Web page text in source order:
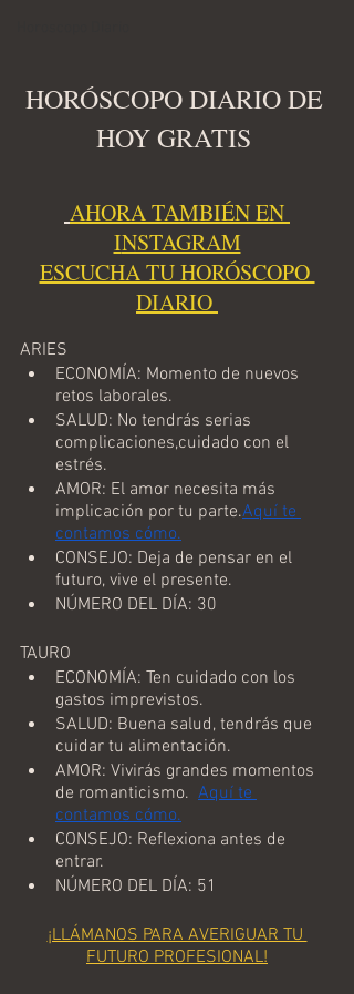
HORÓSCOPO DIARIO DE
HOY GRATIS
AHORA TAMBIÉN EN
INSTAGRAM
ESCUCHA TU HORÓSCOPO
DIARIO
ARIES
ECONOMÍA: Momento de nuevos
retos laborales.
SALUD: No tendrás serias
complicaciones,cuidado con el
estrés.
AMOR: El amor necesita más
implicación por tu parte.Aquí te
contamos cómo.
CONSEJO: Deja de pensar en el
futuro, vive el presente.
NÚMERO DEL DÍA: 30
TAURO
ECONOMÍA: Ten cuidado con los
gastos imprevistos.
SALUD: Buena salud, tendrás que
cuidar tu alimentación.
AMOR: Vivirás grandes momentos
de romanticismo. Aquí te
contamos cómo.
CONSEJO: Reflexiona antes de
entrar.
NÚMERO DEL DÍA: 51
¡LLÁMANOS PARA AVERIGUAR TU
FUTURO PROFESIONAL!